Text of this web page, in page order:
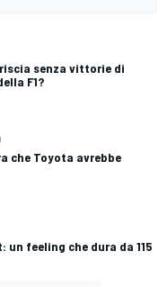
senza vittorie di
F1?
che Toyota avrebbe
un feeling che dura da 115